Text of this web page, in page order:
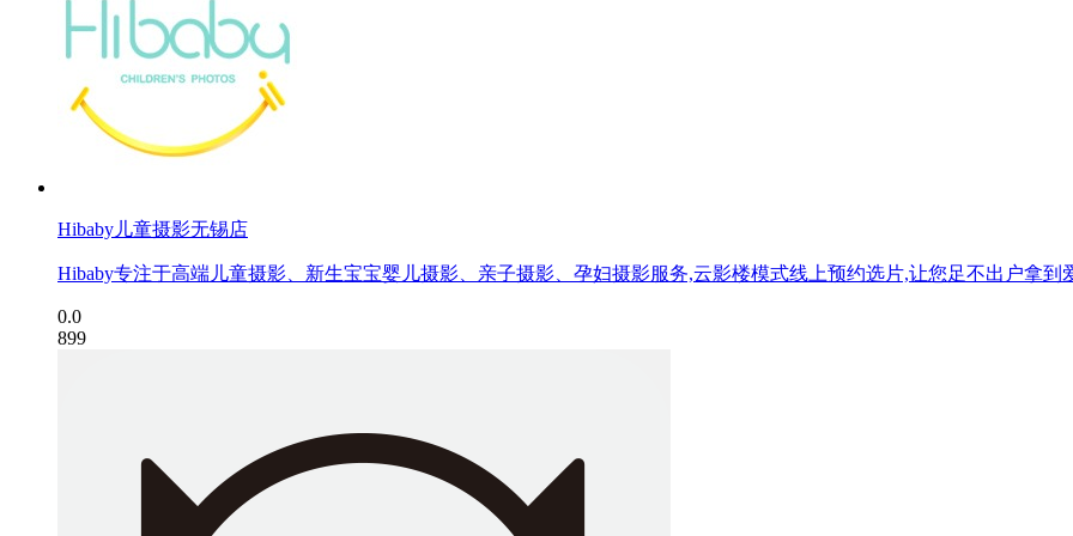
Hibaby儿童摄影无锡店
Hibaby专注于高端儿童摄影、新生宝宝婴儿摄影、亲子摄影、孕妇摄影服务,云影楼模式线上预约选片,让您足不出户拿到
0.0
899